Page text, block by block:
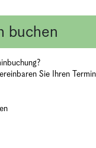
buchen
Sie Ihren